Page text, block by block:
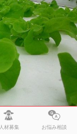
人材募集 お悩み相談